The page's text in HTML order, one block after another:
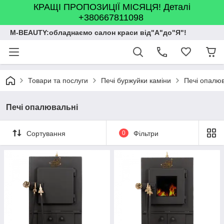
КРАЩІ ПРОПОЗИЦІЇ МІСЯЦЯ! Деталі
+380667811098
M-BEAUTY:обладнаємо салон краси від"А"до"Я"!
Товари та послуги Печі буржуйки каміни Печі
Печі опалювальні
Сортування 0 Фільтри